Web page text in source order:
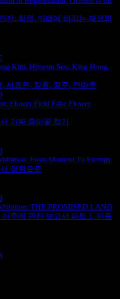
전: 희생, 미래에 바치는 재생의
Kim, Hyoeun Seo, King Hong,
서효은, 킹홍, 정주, 언마루
Flower Field Fake Flower
가짜 종이꽃 접기
From Moment To Eternity
영원으로
THE PROMISED LAND
주에 관한 보고서 파트 1, 이동